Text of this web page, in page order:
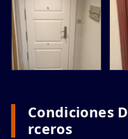
Condiciones
Rceros